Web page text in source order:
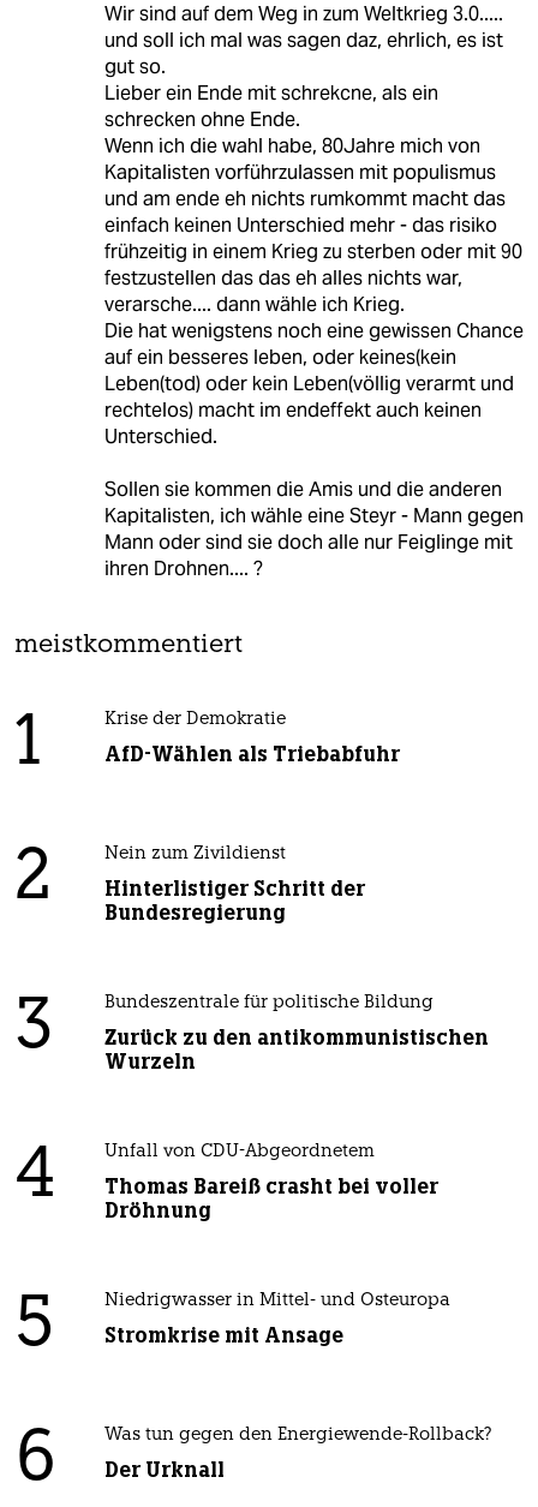
Wir sind auf dem Weg in zum Weltkrieg 3.0.....
und soll ich mal was sagen daz, ehrlich, es ist
gut so.
Lieber ein Ende mit schrekcne, als ein
schrecken ohne Ende.
Wenn ich die wahl habe, 80Jahre mich von
Kapitalisten vorführzulassen mit populismus
und am ende eh nichts rumkommt macht das
einfach keinen Unterschied mehr - das risiko
frühzeitig in einem Krieg zu sterben oder mit 90
festzustellen das das eh alles nichts war,
verarsche.... dann wähle ich Krieg.
Die hat wenigstens noch eine gewissen Chance
auf ein besseres leben, oder keines(kein
Leben(tod) oder kein Leben(völlig verarmt und
rechtelos) macht im endeffekt auch keinen
Unterschied.
Sollen sie kommen die Amis und die anderen
Kapitalisten, ich wähle eine Steyr - Mann gegen
Mann oder sind sie doch alle nur Feiglinge mit
ihren Drohnen.... ?
meistkommentiert
1 Krise der Demokratie
AfD-Wählen als Triebabfuhr
2 Nein zum Zivildienst
Hinterlistiger Schritt der
Bundesregierung
3 Bundeszentrale für politische Bildung
Zurück zu den antikommunistischen
Wurzeln
4 Unfall von CDU-Abgeordnetem
Thomas Bareiß crasht bei voller
Dröhnung
5 Niedrigwasser in Mittel- und Osteuropa
Stromkrise mit Ansage
6 Was tun gegen den Energiewende-Rollback?
Der Urknall